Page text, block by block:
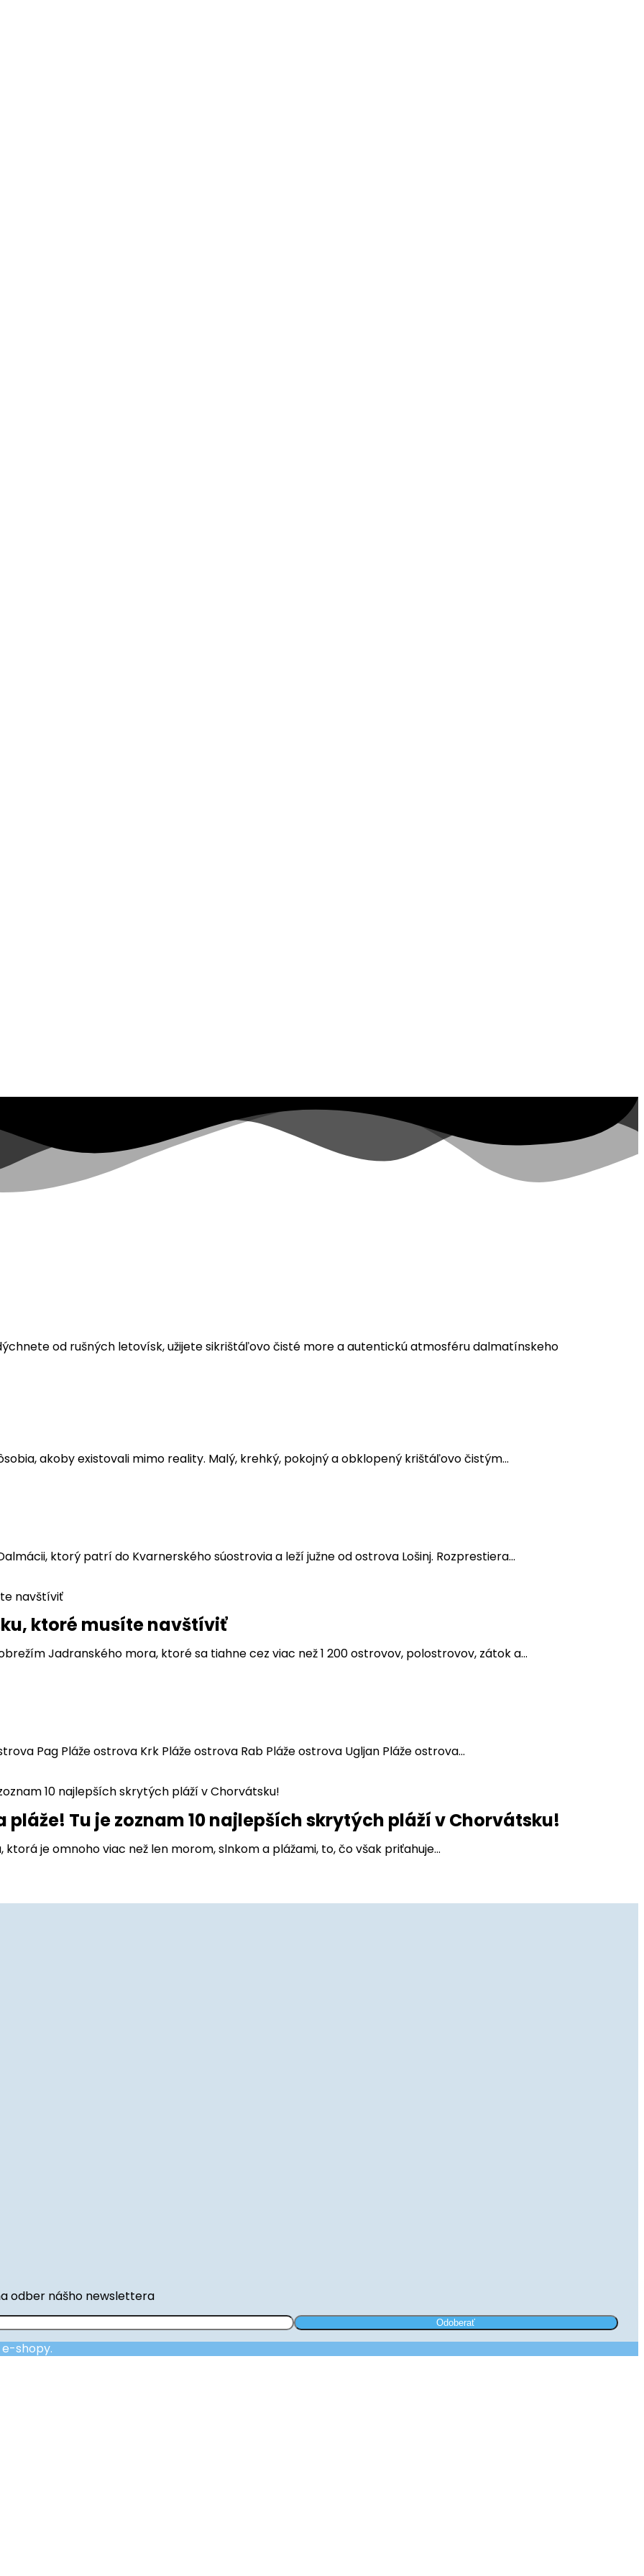
od rušných letovísk, užijete sikrištáľovo čisté more a autentickú atmosféru dalmatínskeho
akoby existovali mimo reality. Malý, krehký, pokojný a obklopený krištáľovo čistým...
ktorý patrí do Kvarnerského súostrovia a leží južne od ostrova Lošinj. Rozprestiera...
ktoré musíte navštíviť
Jadranského mora, ktoré sa tiahne cez viac než 1 200 ostrovov, polostrovov, zátok a...
Pag Pláže ostrova Krk Pláže ostrova Rab Pláže ostrova Ugljan Pláže ostrova...
pláže! Tu je zoznam 10 najlepších skrytých pláží v Chorvátsku!
je omnoho viac než len morom, slnkom a plážami, to, čo však priťahuje...
odber nášho newslettera
shopy.